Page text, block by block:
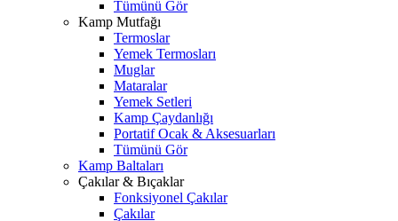
Tümünü Gör
Kamp Mutfağı
Termoslar
Yemek Termosları
Muglar
Mataralar
Yemek Setleri
Kamp Çaydanlığı
Portatif Ocak & Aksesuarları
Tümünü Gör
Kamp Baltaları
Çakılar & Bıçaklar
Fonksiyonel Çakılar
Çakılar